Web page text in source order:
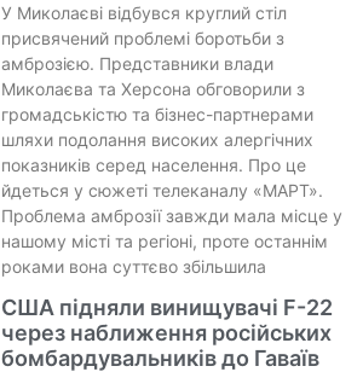
У Миколаєві відбувся круглий стіл
присвячений проблемі боротьби з
амброзією. Представники влади
Миколаєва та Херсона обговорили з
громадськістю та бізнес-партнерами
шляхи подолання високих алергічних
показників серед населення. Про це
йдеться у сюжеті телеканалу «МАРТ».
Проблема амброзії завжди мала місце у
нашому місті та регіоні, проте останнім
роками вона суттєво збільшила
США підняли винищувачі F-22
через наближення російських
бомбардувальників до Гаваїв